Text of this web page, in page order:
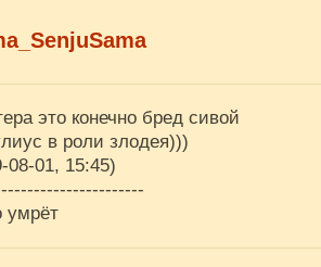
это конечно бред сивой
в роли злодея)))
08-01, 15:45)
умрёт